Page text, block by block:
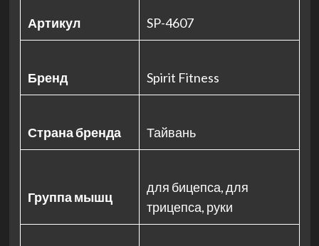
Артикул SP-4607
Бренд Spirit Fitness
Страна бренда Тайвань
Группа мышц
для бицепса, для
трицепса, руки